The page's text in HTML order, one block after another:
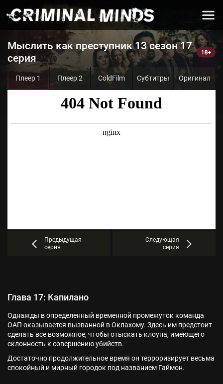
Мыслить как преступник 13 сезон 17
серия
Плеер 1 Плеер 2 ColdFilm Субтитры Оригинал
Предыдущая
серия
Следующая
серия
Глава 17: Капилано
Однажды в определенный временной промежуток команда
ОАП оказывается вызванной в Оклахому. Здесь им предстоит
сделать все возможное, чтобы отыскать клоуна, имеющего
склонность к совершению убийств.
Достаточно продолжительное время он терроризирует весьма
спокойный и мирный городок под названием Гаймон.